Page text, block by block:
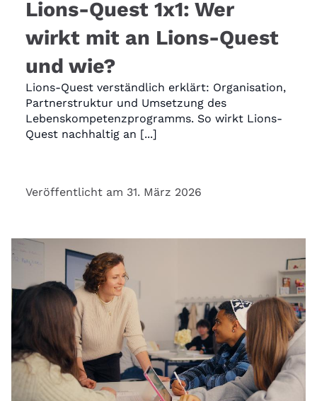
Lions-Quest 1x1: Wer
wirkt mit an Lions-Quest
und wie?
Lions-Quest verständlich erklärt: Organisation,
Partnerstruktur und Umsetzung des
Lebenskompetenzprogramms. So wirkt Lions-
Quest nachhaltig an [...]
Veröffentlicht am 31. März 2026